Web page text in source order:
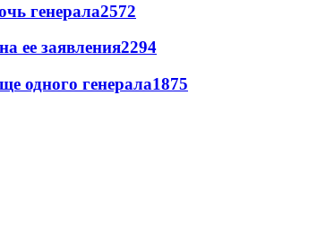
генерала2572
ее заявления2294
одного генерала1875